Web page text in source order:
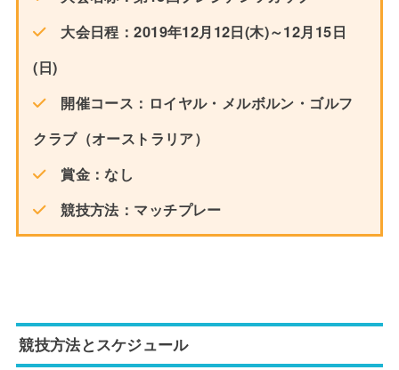
大会日程：2019年12月12日(木)～12月15日
(日)
開催コース：ロイヤル・メルボルン・ゴルフ
クラブ（オーストラリア）
賞金：なし
競技方法：マッチプレー
競技方法とスケジュール